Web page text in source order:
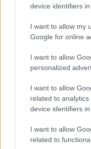
device identifiers in
I want to allow my
Google for online
I want to allow
personalized
I want to allow
related to
device identifiers in
I want to allow
related to
Prevalje
Mežica
Ribnica na
Novice
Ključne besede: dež